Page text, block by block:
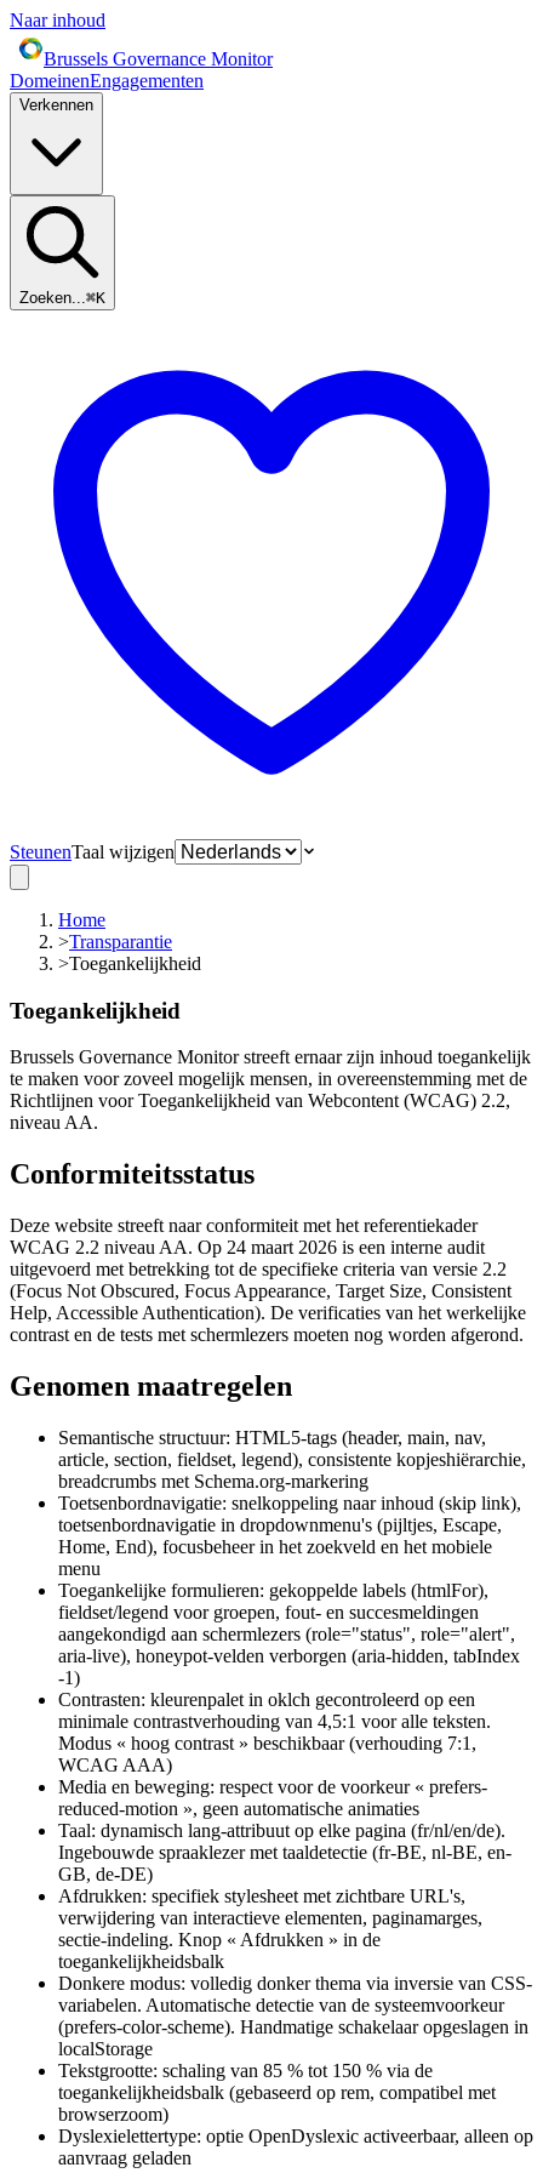
Naar inhoud
Brussels Governance Monitor
DomeinenEngagementen
Verkennen
Zoeken...⌘K
SteunenTaal wijzigen
Home
>Transparantie
>Toegankelijkheid
Toegankelijkheid
Brussels Governance Monitor streeft ernaar zijn inhoud toegankelijk
te maken voor zoveel mogelijk mensen, in overeenstemming met de
Richtlijnen voor Toegankelijkheid van Webcontent (WCAG) 2.2,
niveau AA.
Conformiteitsstatus
Deze website streeft naar conformiteit met het referentiekader
WCAG 2.2 niveau AA. Op 24 maart 2026 is een interne audit
uitgevoerd met betrekking tot de specifieke criteria van versie 2.2
(Focus Not Obscured, Focus Appearance, Target Size, Consistent
Help, Accessible Authentication). De verificaties van het werkelijke
contrast en de tests met schermlezers moeten nog worden afgerond.
Genomen maatregelen
Semantische structuur: HTML5-tags (header, main, nav,
article, section, fieldset, legend), consistente kopjeshiërarchie,
breadcrumbs met Schema.org-markering
Toetsenbordnavigatie: snelkoppeling naar inhoud (skip link),
toetsenbordnavigatie in dropdownmenu's (pijltjes, Escape,
Home, End), focusbeheer in het zoekveld en het mobiele
menu
Toegankelijke formulieren: gekoppelde labels (htmlFor),
fieldset/legend voor groepen, fout- en succesmeldingen
aangekondigd aan schermlezers (role="status", role="alert",
aria-live), honeypot-velden verborgen (aria-hidden, tabIndex
-1)
Contrasten: kleurenpalet in oklch gecontroleerd op een
minimale contrastverhouding van 4,5:1 voor alle teksten.
Modus « hoog contrast » beschikbaar (verhouding 7:1,
WCAG AAA)
Media en beweging: respect voor de voorkeur « prefers-
reduced-motion », geen automatische animaties
Taal: dynamisch lang-attribuut op elke pagina (fr/nl/en/de).
Ingebouwde spraaklezer met taaldetectie (fr-BE, nl-BE, en-
GB, de-DE)
Afdrukken: specifiek stylesheet met zichtbare URL's,
verwijdering van interactieve elementen, paginamarges,
sectie-indeling. Knop « Afdrukken » in de
toegankelijkheidsbalk
Donkere modus: volledig donker thema via inversie van CSS-
variabelen. Automatische detectie van de systeemvoorkeur
(prefers-color-scheme). Handmatige schakelaar opgeslagen in
localStorage
Tekstgrootte: schaling van 85 % tot 150 % via de
toegankelijkheidsbalk (gebaseerd op rem, compatibel met
browserzoom)
Dyslexielettertype: optie OpenDyslexic activeerbaar, alleen op
aanvraag geladen